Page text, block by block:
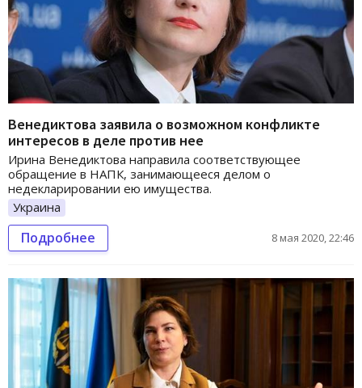
Венедиктова заявила о возможном конфликте
интересов в деле против нее
Ирина Венедиктова направила соответствующее
обращение в НАПК, занимающееся делом о
недекларировании ею имущества.
Украина
Подробнее 8 мая 2020, 22:46